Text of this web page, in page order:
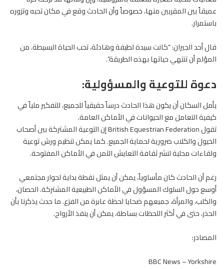
عميقاً بين المقربين منها، خصوصاً وأن الحادث وقع في مكان تحبه وتزوره
باستمرار.
قال أحد الجيران: “كانت سيدة لطيفة وهادئة، تحب الحياة البسيطة. من
المؤلم أن تنتهي حياتها بهذه الطريقة”.
دعوة للتوعية والمسؤولية:
يأمل السكان أن يكون هذا الحادث درساً حقيقياً للجميع، للتفكير ملياً في
كيفية التعامل مع الحيوانات في الأماكن العامة.
تقول British Equestrian Federation إن التوعية المشتركة بين أصحاب
الخيول والكلاب ضرورية لحماية الجميع. كما يمكن تنظيم ورش توعية
ولقاءات محلية لنشر ثقافة التعايش الآمن في الأماكن المفتوحة.
رغم أن الحادث كان مأساوياً، يمكن أن يمثل نقطة بداية لحوار مجتمعي
أوسع حول السلوك المسؤول في الأماكن الطبيعية المشتركة.الحصان،
والكلب، والمرأة، جميعهم ضحايا لحظة عابرة من الفزع. ما حدث يذكرنا بأن
الحذر، حتى في أكثر اللحظات بساطة، يمكن أن ينقذ الأرواح.
المصادر:
BBC News – Yorkshire